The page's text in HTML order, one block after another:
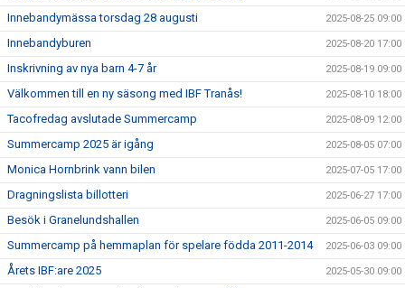
Innebandymässa torsdag 28 augusti 2025-08-25 09:00
Innebandyburen 2025-08-20 17:00
Inskrivning av nya barn 4-7 år 2025-08-19 09:00
Välkommen till en ny säsong med IBF Tranås! 2025-08-10 18:00
Tacofredag avslutade Summercamp 2025-08-09 12:00
Summercamp 2025 är igång 2025-08-05 07:00
Monica Hornbrink vann bilen 2025-07-05 17:00
Dragningslista billotteri 2025-06-27 17:00
Besök i Granelundshallen 2025-06-05 09:00
Summercamp på hemmaplan för spelare födda 2011-2014 2025-06-03 09:00
Årets IBF:are 2025 2025-05-30 09:00